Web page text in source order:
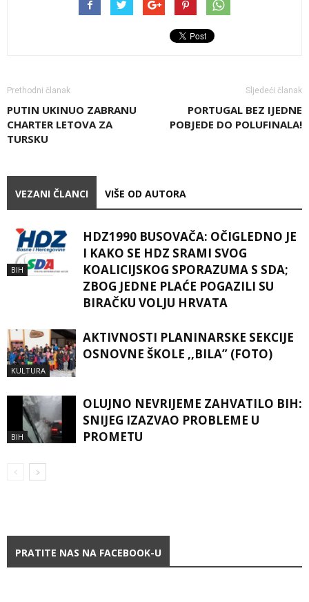
Prethodni članak
PUTIN UKINUO ZABRANU
CHARTER LETOVA ZA
TURSKU
Sljedeći članak
PORTUGAL BEZ IJEDNE
POBJEDE DO POLUFINALA!
VEZANI ČLANCI VIŠE OD AUTORA
BIH
HDZ1990 BUSOVAČA: OČIGLEDNO JE
I KAKO SE HDZ SRAMI SVOG
KOALICIJSKOG SPORAZUMA S SDA;
ZBOG JEDNE PLAĆE POGAZILI SU
BIRAČKU VOLJU HRVATA
KULTURA
AKTIVNOSTI PLANINARSKE SEKCIJE
OSNOVNE ŠKOLE ,,BILA” (FOTO)
BIH
OLUJNO NEVRIJEME ZAHVATILO BIH:
SNIJEG IZAZVAO PROBLEME U
PROMETU
PRATITE NAS NA FACEBOOK-U